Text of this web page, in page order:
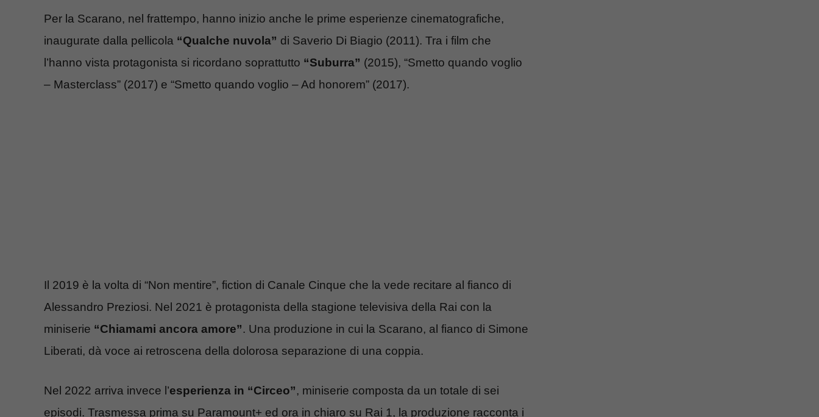
Per la Scarano, nel frattempo, hanno inizio anche le prime esperienze cinematografiche,
inaugurate dalla pellicola “Qualche nuvola” di Saverio Di Biagio (2011). Tra i film che
l’hanno vista protagonista si ricordano soprattutto “Suburra” (2015), “Smetto quando voglio
– Masterclass” (2017) e “Smetto quando voglio – Ad honorem” (2017).
Il 2019 è la volta di “Non mentire”, fiction di Canale Cinque che la vede recitare al fianco di
Alessandro Preziosi. Nel 2021 è protagonista della stagione televisiva della Rai con la
miniserie “Chiamami ancora amore”. Una produzione in cui la Scarano, al fianco di Simone
Liberati, dà voce ai retroscena della dolorosa separazione di una coppia.
Nel 2022 arriva invece l’esperienza in “Circeo”, miniserie composta da un totale di sei
episodi. Trasmessa prima su Paramount+ ed ora in chiaro su Rai 1, la produzione racconta i